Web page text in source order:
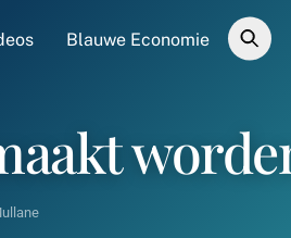
Blauwe Economie